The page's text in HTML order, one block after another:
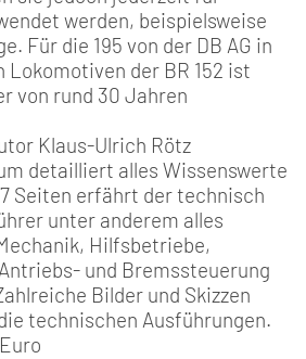
werden, beispielsweise
Für die 195 von der DB AG in
Lokomotiven der BR 152 ist
von rund 30 Jahren
Klaus-Ulrich Rötz
detailliert alles Wissenswerte
Seiten erfährt der technisch
unter anderem alles
Hilfsbetriebe,
und Bremssteuerung
Bilder und Skizzen
technischen Ausführungen.